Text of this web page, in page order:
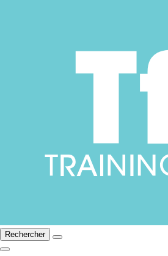
Rechercher